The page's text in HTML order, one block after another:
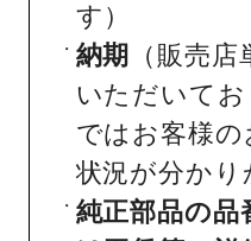
す）
納期
（販売
いただいて
ではお客様
状況が分かり
純正部品の品